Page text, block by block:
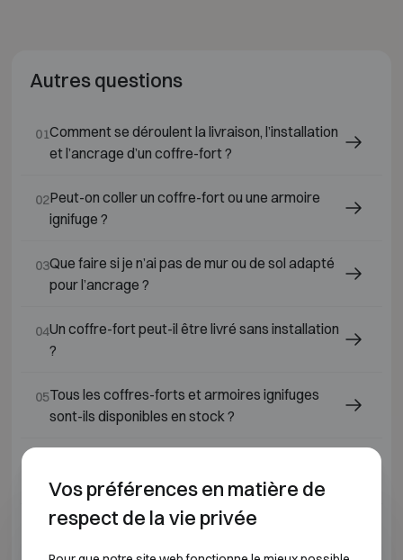
Autres questions
01Comment se déroulent la livraison, l’installation
et l’ancrage d’un coffre-fort ?
02Peut-on coller un coffre-fort ou une armoire
ignifuge ?
03Que faire si je n’ai pas de mur ou de sol adapté
pour l’ancrage ?
04Un coffre-fort peut-il être livré sans installation
?
05Tous les coffres-forts et armoires ignifuges
sont-ils disponibles en stock ?
uniquement en Belgique ?
Peut-on installer un coffre-fort dans une
Vos préférences en matière de
respect de la vie privée